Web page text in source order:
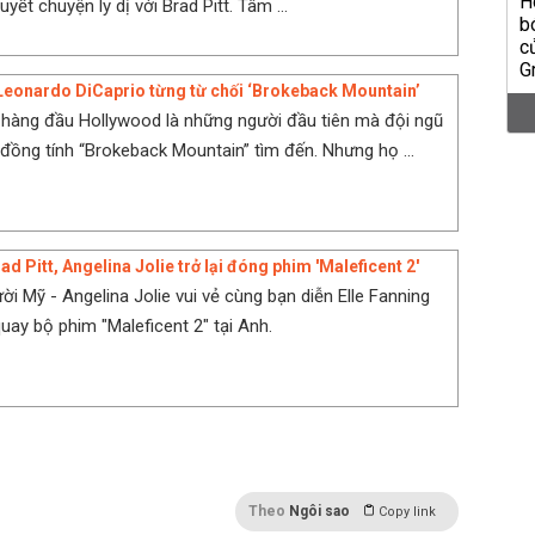
chuyện ly dị với Brad Pitt. Tâm ...
DiCaprio từng từ chối ‘Brokeback Mountain’
đầu Hollywood là những người đầu tiên mà đội ngũ
tính “Brokeback Mountain” tìm đến. Nhưng họ ...
Pitt, Angelina Jolie trở lại đóng phim 'Maleficent 2'
Mỹ - Angelina Jolie vui vẻ cùng bạn diễn Elle Fanning
bộ phim "Maleficent 2" tại Anh.
Theo Ngôi sao Copy link